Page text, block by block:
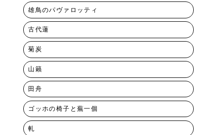
雄鳥のパヴァロッティ
古代蓮
菊炭
山籟
田舟
ゴッホの椅子と蕪一個
軋